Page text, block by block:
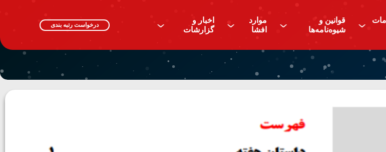
^
قوانین و
شیوه‌نامه‌ها
^
موارد
افشا
^
اخبار و
گزارشات
^ درخواست رتبه بندی